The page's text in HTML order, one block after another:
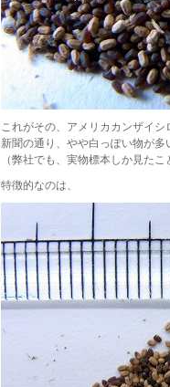
これがその、アメリカカンザイシ
新聞の通り、やや白っぽい物が多
（弊社でも、実物標本しか見たこ
特徴的なのは、